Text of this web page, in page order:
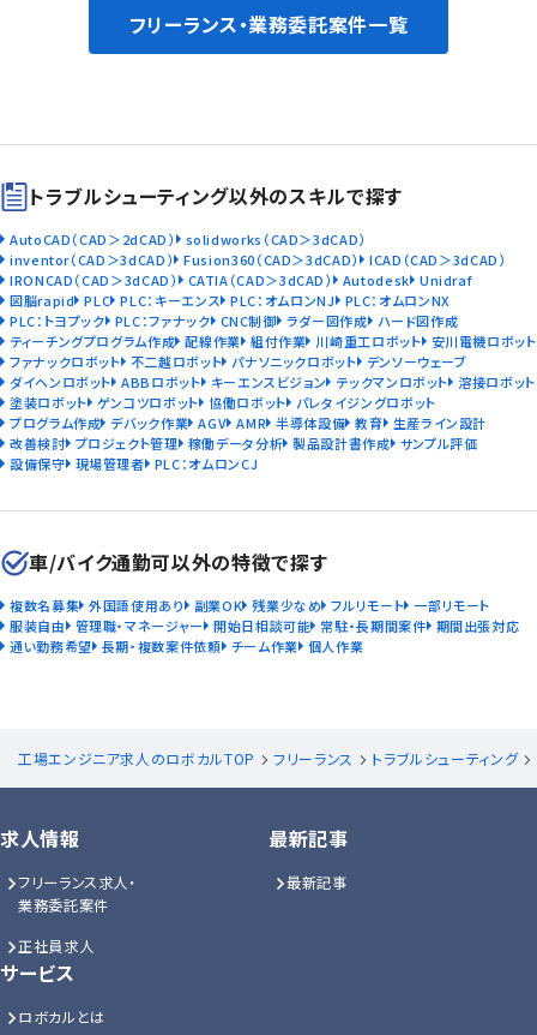
フリーランス・業務委託案件一覧
トラブルシューティング以外のスキルで探す
AutoCAD（CAD＞2dCAD）
solidworks（CAD＞3dCAD）
inventor（CAD＞3dCAD） Fusion360（CAD＞3dCAD）
ICAD（CAD＞3dCAD）
IRONCAD（CAD＞3dCAD）
CATIA（CAD＞3dCAD） Autodesk Unidraf
図脳rapid PLC PLC：キーエンス PLC：オムロンNJ
PLC：オムロンNX
PLC：トヨプック PLC：ファナック CNC制御 ラダー図作成
ハード図作成
ティーチングプログラム作成 配線作業 組付作業 川崎重工ロボット
安川電機ロボット
ファナックロボット
不二越ロボット パナソニックロボット デンソーウェーブ
ダイヘンロボット ABBロボット キーエンスビジョン テックマンロボット 溶接ロボット
塗装ロボット ゲンコツロボット 協働ロボット
パレタイジングロボット
プログラム作成 デバック作業 AGV AMR 半導体設備 教育 生産ライン設計
改善検討 プロジェクト管理 稼働データ分析 製品設計書作成 サンプル評価
設備保守 現場管理者 PLC：オムロンCJ
車/バイク通勤可以外の特徴で探す
複数名募集 外国語使用あり 副業OK 残業少なめ フルリモート 一部リモート
服装自由
管理職・マネージャー 開始日相談可能 常駐・長期間案件 期間出張対応
通い勤務希望 長期・複数案件依頼 チーム作業 個人作業
工場エンジニア求人のロボカルTOP フリーランス トラブルシューティング
求人情報
フリーランス求人・
業務委託案件
正社員求人
最新記事
最新記事
サービス
ロボカルとは